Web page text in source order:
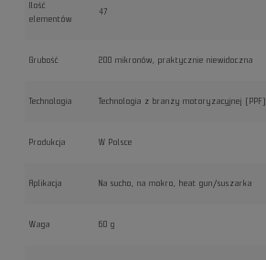
Ilość
elementów
47
Grubość 200 mikronów, praktycznie niewidoczna
Technologia Technologia z branży motoryzacyjnej (PPF)
Produkcja W Polsce
Aplikacja Na sucho, na mokro, heat gun/suszarka
Waga 60 g